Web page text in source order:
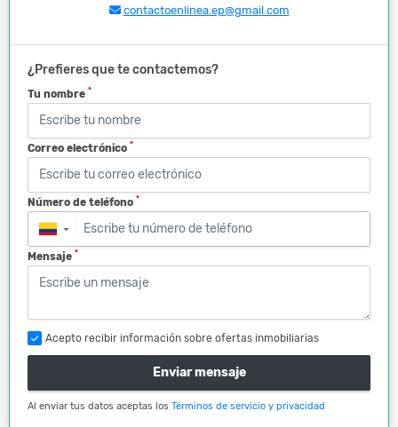
contactoenlinea.ep@gmail.com
¿Prefieres que te contactemos?
Tu nombre *
Correo electrónico *
Número de teléfono *
▼
Mensaje *
Acepto recibir información sobre ofertas inmobiliarias
Enviar mensaje
Al enviar tus datos aceptas los Términos de servicio y privacidad